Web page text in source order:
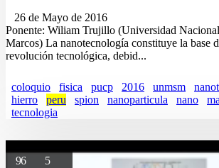
26 de Mayo de 2016
Ponente: Wiliam Trujillo (Universidad
Marcos) La nanotecnología constituye la base
revolución tecnológica, debid...
coloquio fisica pucp 2016 unmsm
hierro
peru spion nanoparticula nano
tecnologia
96 5